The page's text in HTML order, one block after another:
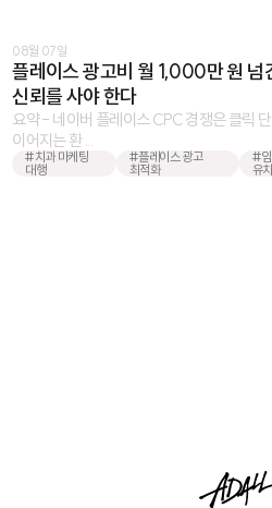
08월 07일
플레이스 광고비 월 1,000만 원 넘
신뢰를 사야 한다
요약 - 네이버 플레이스 CPC 경쟁은 클릭
이어지는 환 ...
#치과 마케팅
대행
#플레이스 광고
최적화
#임
유치